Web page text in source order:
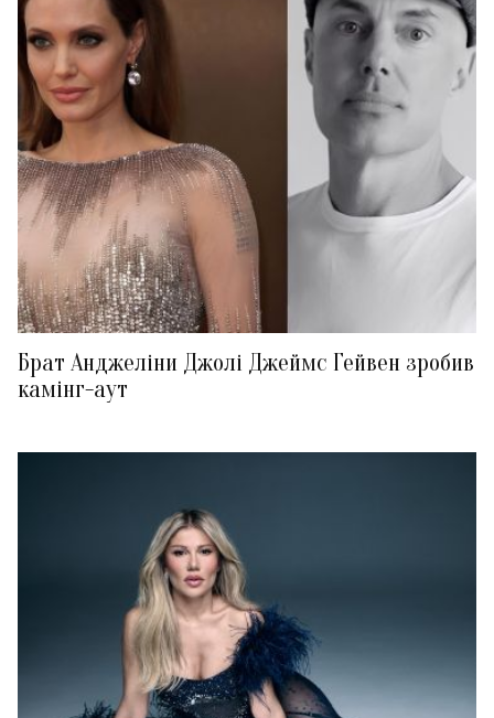
Брат Анджеліни Джолі Джеймс Гейвен зробив
камінг-аут